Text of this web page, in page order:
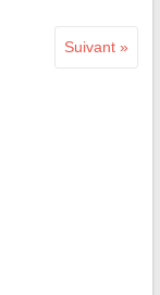
Suivant »